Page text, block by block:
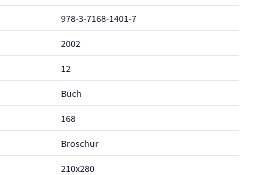
978-3-7168-1401-7
2002
12
Buch
168
Broschur
210x280